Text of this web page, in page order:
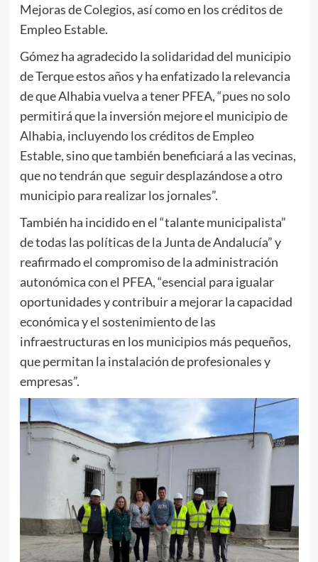
Mejoras de Colegios, así como en los créditos de
Empleo Estable.
Gómez ha agradecido la solidaridad del municipio
de Terque estos años y ha enfatizado la relevancia
de que Alhabia vuelva a tener PFEA, “pues no solo
permitirá que la inversión mejore el municipio de
Alhabia, incluyendo los créditos de Empleo
Estable, sino que también beneficiará a las vecinas,
que no tendrán que seguir desplazándose a otro
municipio para realizar los jornales”.
También ha incidido en el “talante municipalista”
de todas las políticas de la Junta de Andalucía” y
reafirmado el compromiso de la administración
autonómica con el PFEA, “esencial para igualar
oportunidades y contribuir a mejorar la capacidad
económica y el sostenimiento de las
infraestructuras en los municipios más pequeños,
que permitan la instalación de profesionales y
empresas”.